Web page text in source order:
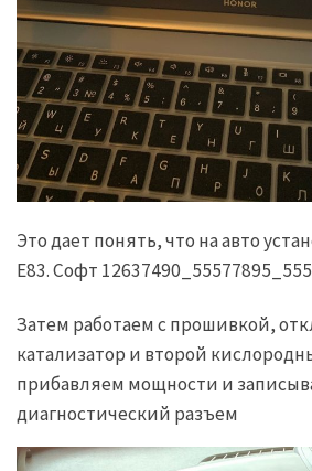
Это дает понять, что на авто
E83. Софт
Затем работаем с прошивкой,
катализатор и второй
прибавляем мощности и
диагностический разъем